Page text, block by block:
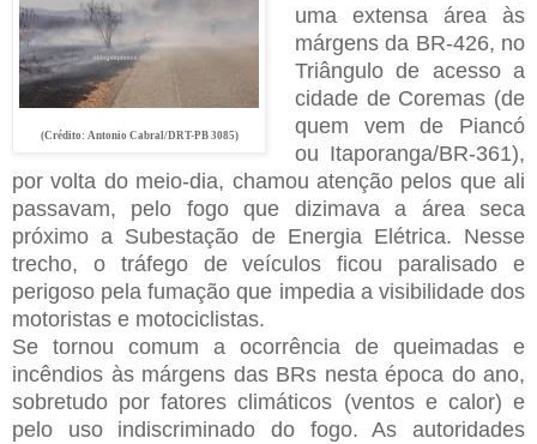
(Crédito: Antonio Cabral/DRT-PB 3085)
uma extensa área às
márgens da BR-426, no
Triângulo de acesso a
cidade de Coremas (de
quem vem de Piancó
ou Itaporanga/BR-361),
por volta do meio-dia, chamou atenção pelos que ali
passavam, pelo fogo que dizimava a área seca
próximo a Subestação de Energia Elétrica. Nesse
trecho, o tráfego de veículos ficou paralisado e
perigoso pela fumação que impedia a visibilidade dos
motoristas e motociclistas.
Se tornou comum a ocorrência de queimadas e
incêndios às márgens das BRs nesta época do ano,
sobretudo por fatores climáticos (ventos e calor) e
pelo uso indiscriminado do fogo. As autoridades